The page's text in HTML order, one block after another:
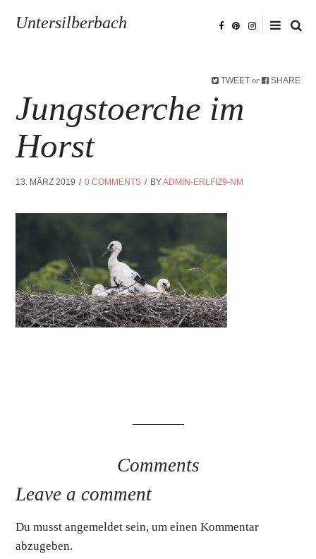
Untersilberbach
TWEET or SHARE
Jungstoerche im
Horst
13. MÄRZ 2019 0 COMMENTS BYADMIN-ERLFIZ9-NM
Comments
Leave a comment
Du musstangemeldet sein, um einen Kommentar
abzugeben.